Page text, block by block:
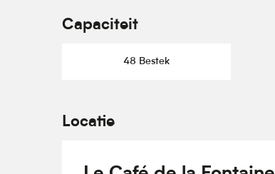
Capaciteit
48 Bestek
Locatie